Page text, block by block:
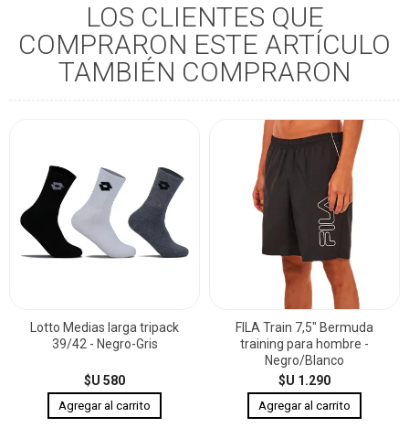
LOS CLIENTES QUE
COMPRARON ESTE ARTÍCULO
TAMBIÉN COMPRARON
Lotto Medias larga tripack
39/42 - Negro-Gris
$U 580
FILA Train 7,5" Bermuda
training para hombre -
Negro/Blanco
$U 1.290